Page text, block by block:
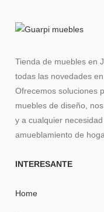
Tienda de muebles en
todas las novedades
Ofrecemos soluciones
muebles de diseño,
y a cualquier
amueblamiento de
INTERESANTE
Home